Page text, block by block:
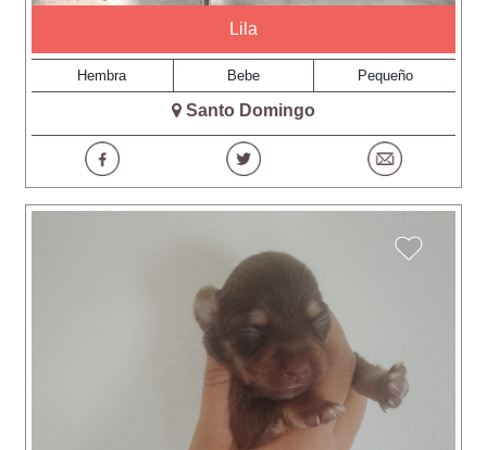
Lila
Hembra Bebe Pequeño
Santo Domingo